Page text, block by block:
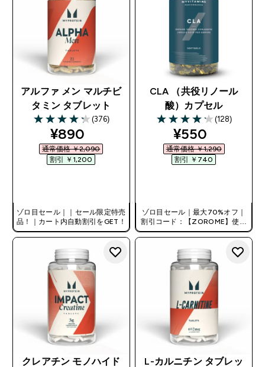
アルファ メン マルチビ
タミン タブレット
4.28 out of 5 stars
(376)
discounted price
¥890‎
通常価格 ￥2,090‎
割引 ￥1,200‎
ゾロ目セール｜｜セール限定特売
品！｜カート内自動割引をGET！
CLA （共役リノール
酸）カプセル
4.16 out of 5 stars
(128)
discounted
¥550‎
通常価格 ￥1,290‎
割引 ￥740‎
ゾロ目セール｜最大70%オフ｜
割引コード：【ZOROME】使用
で追加10%オフ！
クレアチン モノハイド
L-カルニチン タブレッ